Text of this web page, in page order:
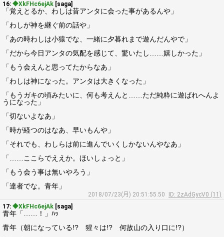
16: ◆XkFHc6ejAk [saga]
「覚えとるか、わしは昔アンタに会った事があるんや」
「わしが神を継ぐ前の話や」
「あの時わしは小猿でな、一緒に夕暮れまで遊んだんやで」
「だから今日アンタの気配を感じて、驚いたし……嬉しかった」
「もう会えんと思ってたからなあ」
「わしは神になった。アンタは大きくなった」
「もうガキの頃みたいに、何も考えんと……ただ純粋に遊ばれへんよ
うになった」
「切ないよなあ」
「時が経つのはなあ、早いもんや」
「それでも、わしらは前に進んでいくしかないんやなあ」
「……ここらでええか。ほいしょっと」
「もう会う事は無いやろう」
「達者でな。青年」
2018/07/23(月) 20:51:55.50
ID: 2zAdGycV0 (11)
17: ◆XkFHc6ejAk [saga]
青年「……！」ﾊｯ
青年（朝になっている!? 猩々は!? 何故山の入り口に!?）